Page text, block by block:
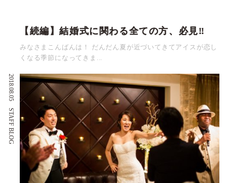
【続編】結婚式に関わる全ての方、必見‼
みなさまこんばんは！ だんだん夏が近づいてきてアイスが恋し
くなる季節になってきま...
2018.08.05
STAFF BLOG